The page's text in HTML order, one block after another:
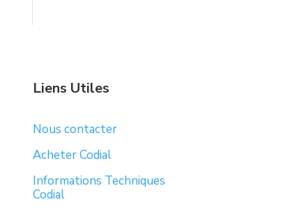
Liens Utiles
Nous contacter
Acheter Codial
Informations Techniques
Codial